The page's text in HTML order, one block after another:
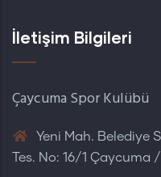
İletişim Bilgileri
Çaycuma Spor Kulübü
Yeni Mah. Belediye
Tes. No: 16/1 Çaycuma